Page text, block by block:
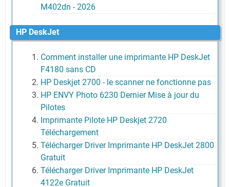
M402dn - 2026
HP DeskJet
Comment installer une imprimante HP DeskJet
F4180 sans CD
HP Deskjet 2700 - le scanner ne fonctionne pas
HP ENVY Photo 6230 Dernier Mise à jour du
Pilotes
Imprimante Pilote HP Deskjet 2720
Téléchargement
Télécharger Driver Imprimante HP DeskJet 2800
Gratuit
Télécharger Driver Imprimante HP DeskJet
4122e Gratuit